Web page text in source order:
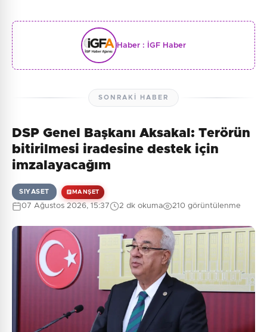
Haber : İGF Haber
SONRAKI HABER
DSP Genel Başkanı Aksakal: Terörün
bitirilmesi iradesine destek için
imzalayacağım
SIYASET MANŞET
07 Ağustos 2026, 15:37 2 dk okuma 210 görüntülenme